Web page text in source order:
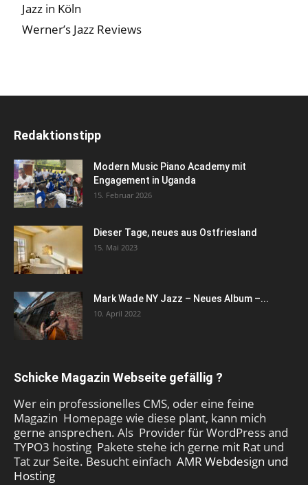
Jazz in Köln
Werner’s Jazz Reviews
Redaktionstipp
Modern Music Piano Academy mit
Engagement in Uganda
15. Februar 2026
Dieser Tage, neues aus Ostfriesland
15. Mai 2023
Mark Wade NY Jazz – Neues Album –...
10. April 2022
Schicke Magazin Webseite gefällig ?
Wer ein professionelles CMS, oder eine feine
Magazin Homepage wie diese plant, kann mich
gerne ansprechen. Als Provider für WordPress and
TYPO3 hosting Pakete stehe ich gerne mit Rat und
Tat zur Seite. Besucht einfach AMR Webdesign und
Hosting